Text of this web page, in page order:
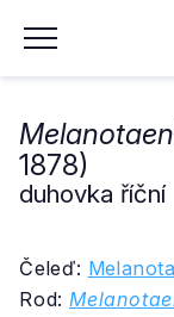
1878)
duhovka říční
Čeleď:
Rod: